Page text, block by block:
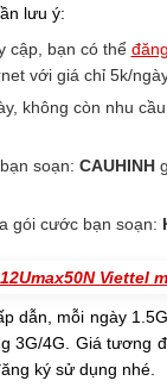
lưu ý:
cập, bạn có thể
với giá chỉ 5k/
không còn nhu
soạn: CAUHINH
gói cước bạn soạn:
Viettel
dẫn, mỗi ngày
3G/4G. Giá tương
ký sử dụng nhé.